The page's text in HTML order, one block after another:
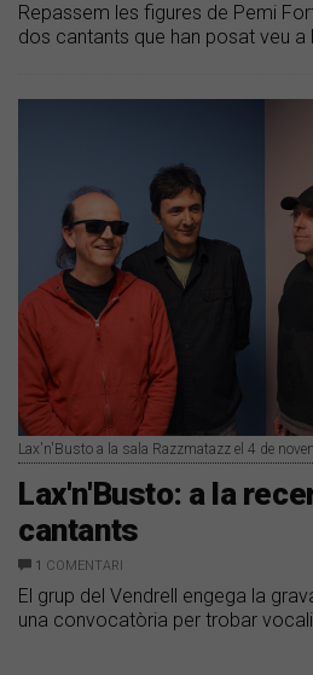
Repassem les figures de Pemi
dos cantants que han posat veu a
Lax'n'Busto a la sala Razzmatazz el 4 de
Lax'n'Busto: a la
cantants
1 COMENTARI
El grup del Vendrell engega la
una convocatòria per trobar